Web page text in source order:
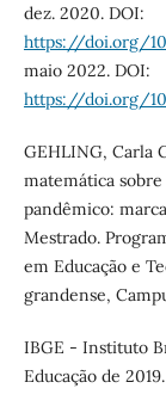
dez. 2020. DOI:
https://doi.org/
maio 2022. DOI:
https://doi.org/
GEHLING, Carla
matemática
pandêmico:
Mestrado.
em Educação e
grandense,
IBGE - Instituto
Educação de 2019.